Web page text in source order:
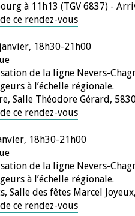
à 11h13 (TGV 6837) -
ce rendez-vous
18h30-21h00
de la ligne Nevers-
à l’échelle régionale.
Salle Théodore Gérard,
ce rendez-vous
18h30-21h00
de la ligne Nevers-
à l’échelle régionale.
Salle des fêtes Marcel
ce rendez-vous